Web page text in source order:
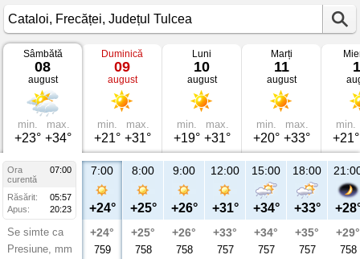
Vremea
Cataloi
Frecăței,
Județul
Tulcea
Sâmbătă
08
august
min.
+23°
max.
+34°
Duminică
09
august
min.
+21°
max.
+31°
Luni
10
august
min.
+19°
max.
+31°
Marți
11
august
min.
+20°
max.
+33°
min.
+21°
Ora
07:00
curentă
Răsărit:
05:57
Apus:
20:23
Se simte ca
Presiune, mm
7:00
+24°
+24°
759
8:00
+25°
+25°
758
9:00
+26°
+26°
758
12:00
+31°
+33°
757
15:00
+34°
+34°
757
18:00
+33°
+35°
757
+29°
758